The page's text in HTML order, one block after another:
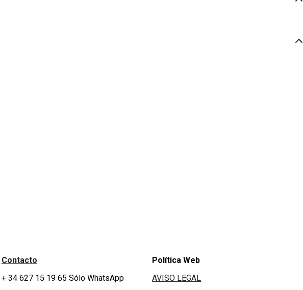
Contacto
+ 34 627 15 19 65 Sólo WhatsApp
Política Web
AVISO LEGAL